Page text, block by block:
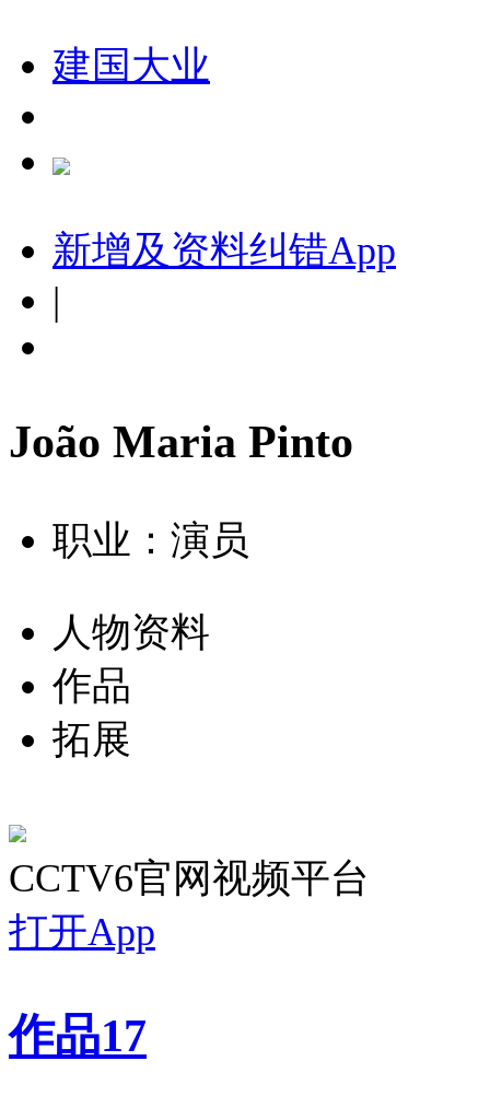
建国大业
新增及资料纠错App
|
João Maria Pinto
职业：演员
人物资料
作品
拓展
CCTV6官网视频平台
打开App
作品17